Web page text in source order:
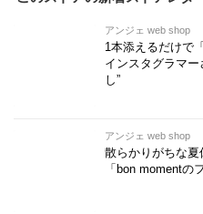
アンジェ web shop
1本添えるだけで
インスタグラマー
し”
アンジェ web shop
散らかりがちな
「bon momentの